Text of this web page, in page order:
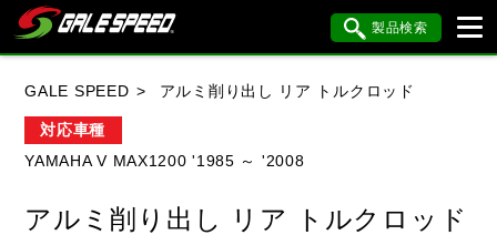
製品検索
GALE SPEED アルミ削り出し リア トルクロッド
対応車種
YAMAHA V MAX1200 '1985 ～ '2008
アルミ削り出し リア トルクロッド